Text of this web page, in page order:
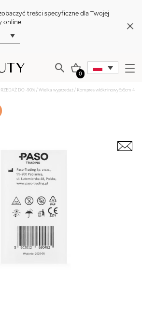
treści specyficzne dla Twojej
online.
0
DO -90% / Wielka wyprzedaż / Kompres włókninowy 5x5cm 4